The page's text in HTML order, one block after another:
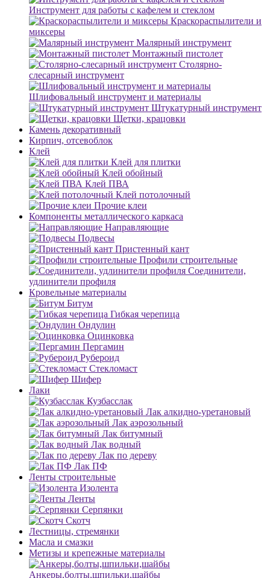
Инструмент для работы с кафелем и стеклом
Краскораспылители и
миксеры
Малярный инструмент
Монтажный пистолет
Столярно-
слесарный инструмент
Шлифовальный инструмент и материалы
Штукатурный инструмент
Щетки, крацовки
Камень декоративный
Кирпич, отсевоблок
Клей
Клей для плитки
Клей обойный
Клей ПВА
Клей потолочный
Прочие клеи
Компоненты металлического каркаса
Направляющие
Подвесы
Пристенный кант
Профили строительные
Соединители,
удлинители профиля
Кровельные материалы
Битум
Гибкая черепица
Ондулин
Оцинковка
Пергамин
Рубероид
Стекломаст
Шифер
Лаки
Кузбасслак
Лак алкидно-уретановый
Лак аэрозольный
Лак битумный
Лак водный
Лак по дереву
Лак ПФ
Ленты строительные
Изолента
Ленты
Серпянки
Скотч
Лестницы, стремянки
Масла и смазки
Метизы и крепежные материалы
Анкеры,болты,шпильки,шайбы